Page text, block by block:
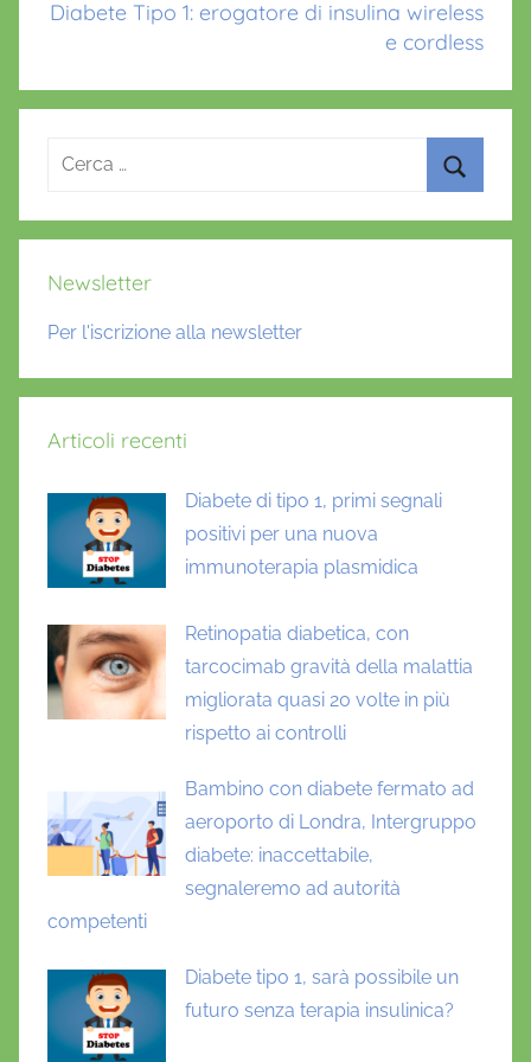
Diabete Tipo 1: erogatore di insulina wireless
e cordless
Ricerca
Newsletter
Per l'iscrizione alla newsletter
Articoli recenti
Diabete di tipo 1, primi segnali
positivi per una nuova
immunoterapia plasmidica
Retinopatia diabetica, con
tarcocimab gravità della malattia
migliorata quasi 20 volte in più
rispetto ai controlli
Bambino con diabete fermato ad
aeroporto di Londra, Intergruppo
diabete: inaccettabile,
segnaleremo ad autorità
competenti
Diabete tipo 1, sarà possibile un
futuro senza terapia insulinica?